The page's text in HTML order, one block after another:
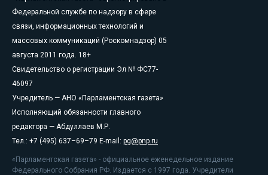
Федеральной службе по надзору в сфере
связи, информационных технологий и
массовых коммуникаций (Роскомнадзор) 05
августа 2011 года. 18+
Свидетельство о регистрации Эл № ФС77-
46097
Учредитель — АНО «Парламентская газета»
Исполняющий обязанности главного
редактора — Абдуллаев М.Р.
Тел.: +7 (495) 637–69–79 E-mail: pg@pnp.ru
«Парламентская газета» - официальное еженедельное издание
Федерального Собрания РФ. Издается с 1997 года. Учредители